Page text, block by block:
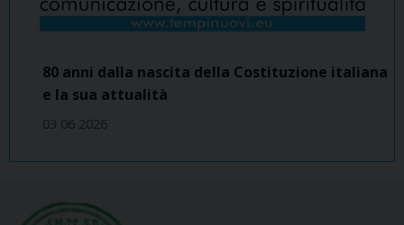
80 anni dalla nascita della Costituzione italiana
e la sua attualità
03 06 2026